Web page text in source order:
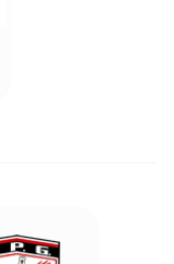
Mello
(São